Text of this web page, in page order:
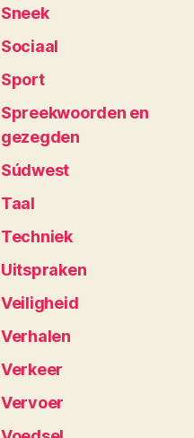
Sneek
Sociaal
Sport
Spreekwoorden en
gezegden
Súdwest
Taal
Techniek
Uitspraken
Veiligheid
Verhalen
Verkeer
Vervoer